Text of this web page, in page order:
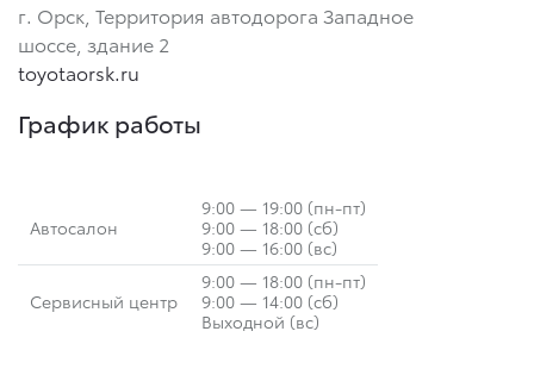
г. Орск, Территория автодорога Западное
шоссе, здание 2
toyotaorsk.ru
График работы
Автосалон
9:00 — 19:00 (пн-пт)
9:00 — 18:00 (сб)
9:00 — 16:00 (вс)
Сервисный центр
9:00 — 18:00 (пн-пт)
9:00 — 14:00 (сб)
Выходной (вс)